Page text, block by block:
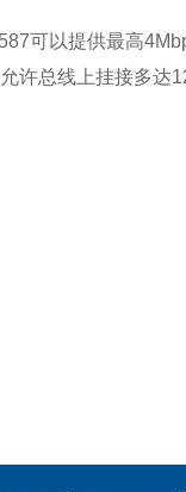
可以提供最高
许总线上挂接多达